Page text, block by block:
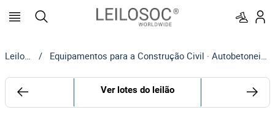
Leilosoc / Equipamentos para a Construção Civil · Autobetoneiras | MOTA-ENGIL
Ver lotes do leilão